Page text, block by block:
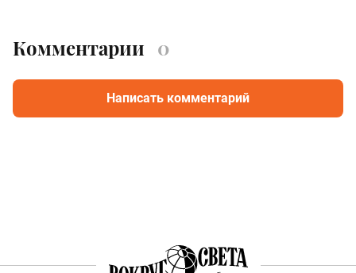
Комментарии 0
Написать комментарий